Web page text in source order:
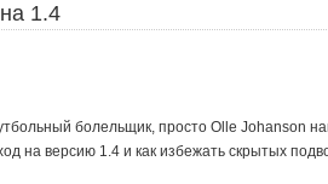
1.4
болельщик, просто Olle Johanson
на версию 1.4 и как избежать скрытых